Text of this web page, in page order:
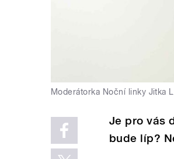
Moderátorka Noční linky Jitka
Je pro vás
bude líp?